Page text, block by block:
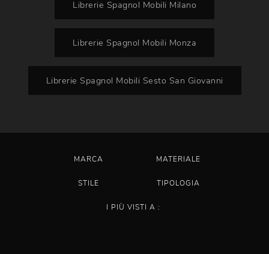
Librerie Spagnol Mobili Milano
Librerie Spagnol Mobili Monza
Librerie Spagnol Mobili Sesto San Giovanni
MARCA MATERIALE
STILE TIPOLOGIA
I PIÙ VISTI A :